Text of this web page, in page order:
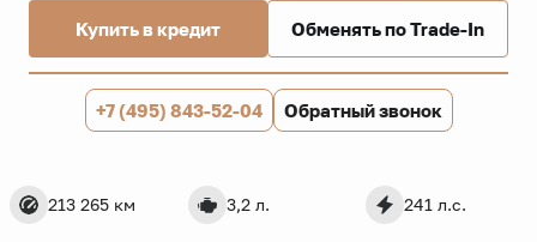
213 265 км 3,2 л. 241 л.с.
Купить в кредит Обменять по Trade-In
+7 (495) 843-52-04 Обратный звонок